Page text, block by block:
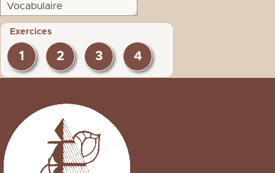
Vocabulaire
Exercices
1 2 3 4